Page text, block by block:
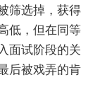
筛选掉，获得
低，但在同等
面试阶段的关
后被戏弄的肯